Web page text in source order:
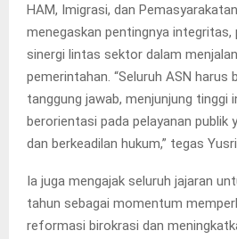
HAM, Imigrasi, dan
menegaskan pentingnya
sinergi lintas sektor dalam
pemerintahan. “Seluruh ASN harus
tanggung jawab, menjunjung tinggi
berorientasi pada pelayanan publik
dan berkeadilan hukum,” tegas
Ia juga mengajak seluruh jajaran
tahun sebagai momentum
reformasi birokrasi dan